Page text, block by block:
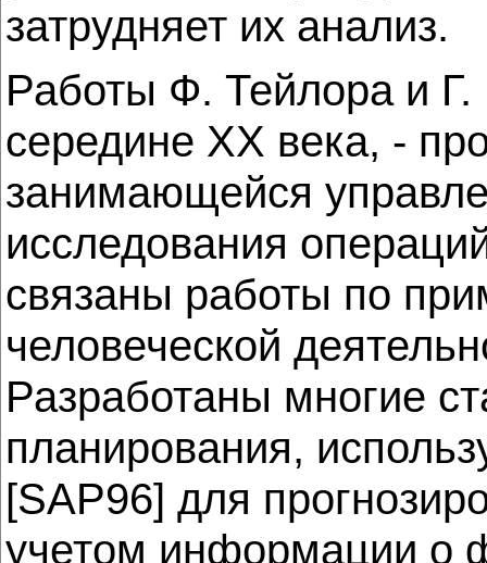
затрудняет их анализ.
Работы Ф. Тейлора и Г.
середине ХХ века, -
занимающейся
исследования
связаны работы по
человеческой
Разработаны многие
планирования,
[SAP96] для
учетом информации о